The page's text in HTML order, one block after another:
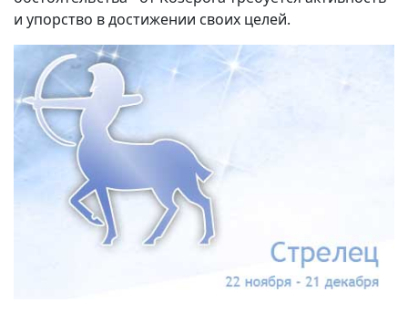
и упорство в достижении своих целей.